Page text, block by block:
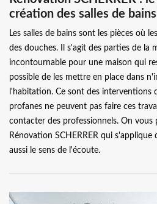
création des salles de
Les salles de bains sont les pièces où
des douches. Il s'agit des parties de la
incontournable pour une maison qui
possible de les mettre en place dans
l'habitation. Ce sont des interventions
profanes ne peuvent pas faire ces
contacter des professionnels. On vous
Rénovation SCHERRER qui
aussi le sens de l'écoute.